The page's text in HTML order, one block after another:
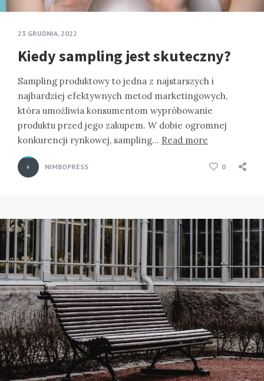
23 GRUDNIA, 2022
Kiedy sampling jest skuteczny?
Sampling produktowy to jedna z najstarszych i
najbardziej efektywnych metod marketingowych,
która umożliwia konsumentom wypróbowanie
produktu przed jego zakupem. W dobie ogromnej
konkurencji rynkowej, sampling… Read more
NIMBOPRESS 0